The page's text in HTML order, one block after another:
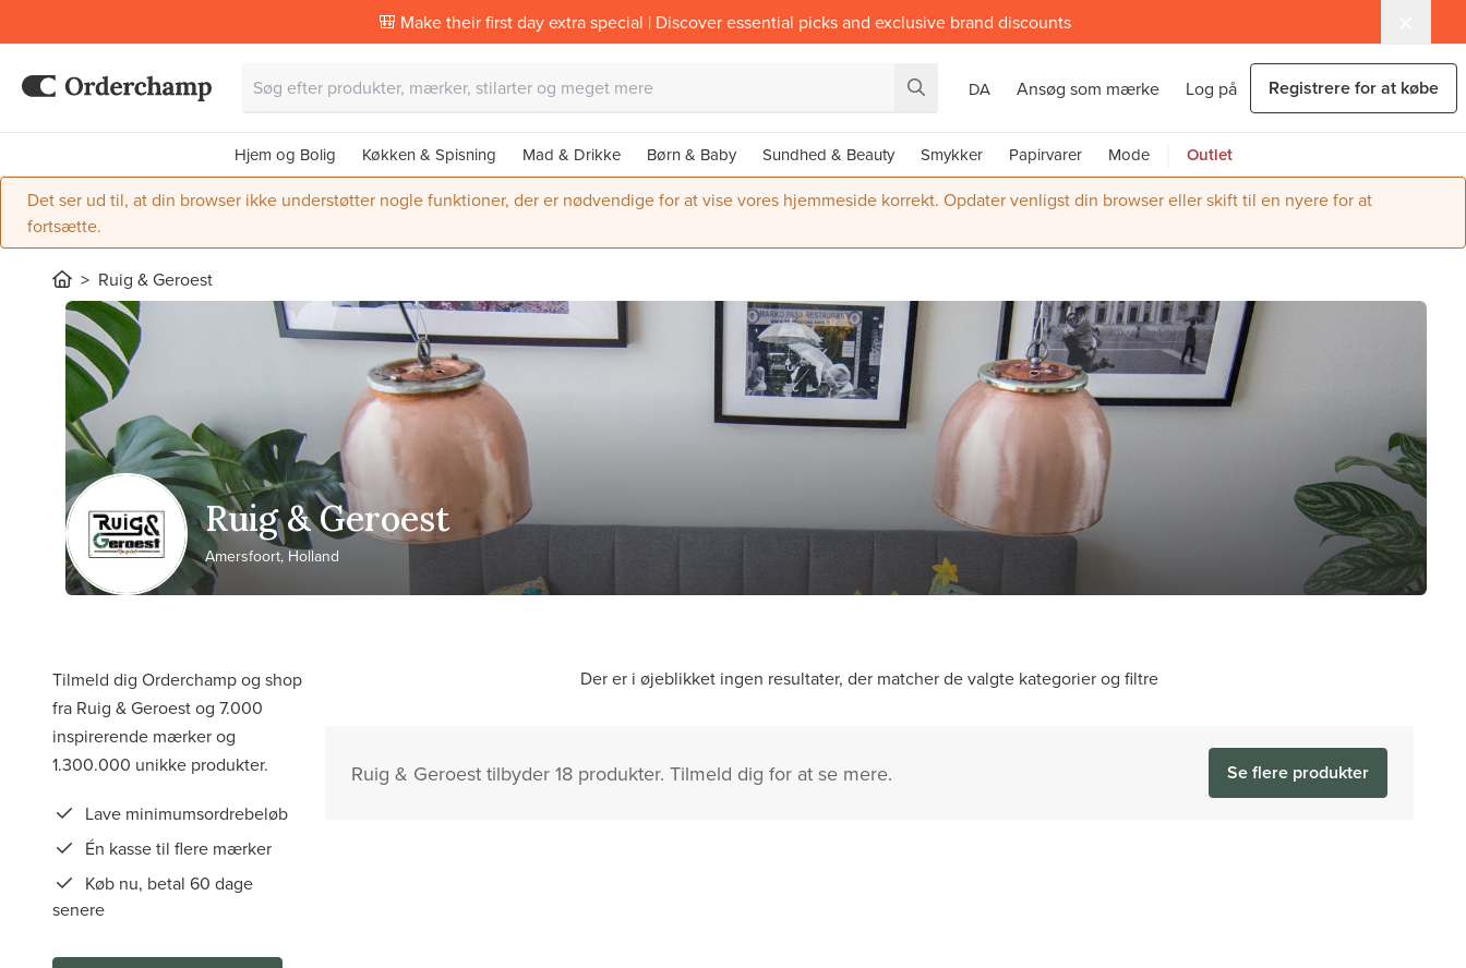
🎒 Make their first day extra special | Discover essential picks and exclusive brand discounts
DA Ansøg som mærke Log på Registrere for at købe
Hjem og Bolig Køkken & Spisning Mad & Drikke Børn & Baby Sundhed & Beauty Smykker Papirvarer Mode Outlet
Det ser ud til, at din browser ikke understøtter nogle funktioner, der er nødvendige for at vise vores hjemmeside korrekt. Opdater venligst din browser eller skift til en nyere for at
fortsætte.
Ruig & Geroest
Ruig & Geroest
Amersfoort, Holland
Tilmeld dig Orderchamp og shop
fra Ruig & Geroest og 7.000
inspirerende mærker og
1.300.000 unikke produkter.
Lave minimumsordrebeløb
Én kasse til flere mærker
Køb nu, betal 60 dage
senere
Der er i øjeblikket ingen resultater, der matcher de valgte kategorier og filtre
Ruig & Geroest tilbyder 18 produkter. Tilmeld dig for at se mere. Se flere produkter